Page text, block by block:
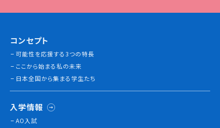
情報公開
よくあるご質問
お問い合わせ
コンセプト
可能性を応援する3つの特長
ここから始まる私の未来
日本全国から集まる学生たち
入学情報
AO入試